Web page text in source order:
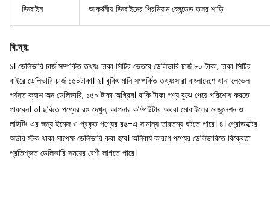
ডিজাইন আকর্ষনীয় ডিজাইনের প্রিমিয়াম ব্লেন্ডেড তসর শাড়ি
বি:দ্র:
১। ডেলিভারি চার্জ সম্পর্কিত তথ্যঃ ঢাকা সিটির ভেতরে ডেলিভারি চার্জ ৮০ টাকা, ঢাকা সিটির
বাইরে ডেলিভারি চার্জ ১৫০টাকা। ২। বুকিং মানি সম্পর্কিত তথ্যঃসারা বাংলাদেশে থানা লেভেল
পর্যন্ত ক্যাশ অন ডেলিভারি, ১৫০ টাকা অগ্রিম। বাকি টাকা পণ্য বুঝে পেয়ে পরিশোধ করতে
পারবেন। ৩। ছবিতে পণ্যের রঙ দেখুন; আপনার কম্পিউটার অথবা মোবাইলের রেজুলেশন ও
লাইটিং এর জন্য ইমেজ ও প্রকৃত পণ্যের রঙ-এ সামান্য তারতম্য ঘটতে পারে। ৪। প্রোডাক্টের
অর্ডার স্টক থাকা সাপেক্ষ ডেলিভারি করা হবে। অনিবার্য কারণে পণ্যের ডেলিভারিতে বিক্রেতা
প্রতিশ্রুত ডেলিভারি সময়ের বেশী লাগতে পারে।